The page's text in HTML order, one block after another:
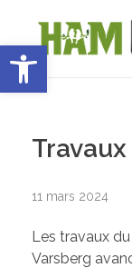
Ouvrir la barre d’outils
Ham-sous-Varsberg
Démarches
VIE
11 mars 2024
Les travaux
Varsberg